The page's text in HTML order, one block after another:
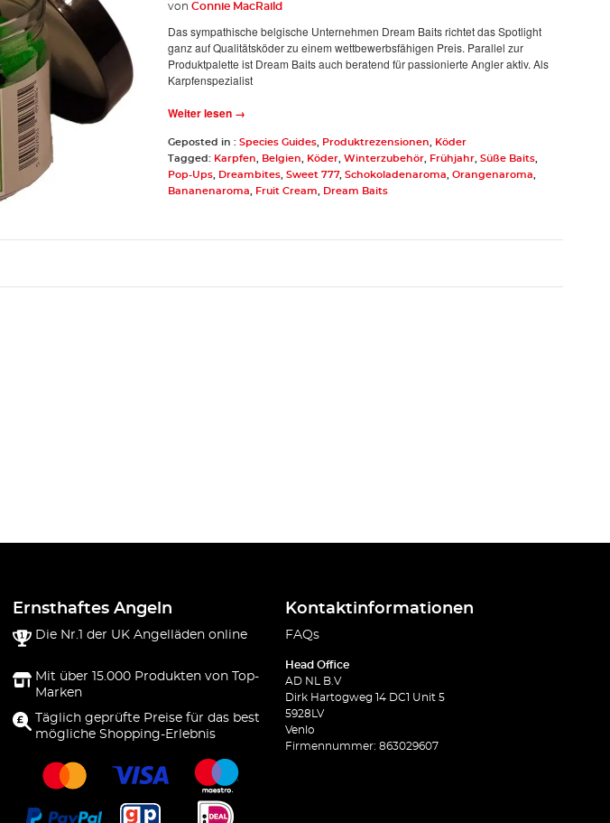
von Connie MacRaild
Das sympathische belgische Unternehmen Dream Baits richtet das Spotlight
ganz auf Qualitätsköder zu einem wettbewerbsfähigen Preis. Parallel zur
Produktpalette ist Dream Baits auch beratend für passionierte Angler aktiv. Als
Karpfenspezialist
Weiter lesen →
Geposted in : Species Guides, Produktrezensionen
Köder
Tagged: Karpfen Belgien Köder, Winterzubehör, Frühjahr, Süße Baits,
Pop-Ups, Dreambites, Sweet 777, Schokoladenaroma Orangenaroma
Bananenaroma
Fruit Cream Dream Baits
Ernsthaftes Angeln
Die Nr.1 der UK Angelläden online
Mit über 15.000 Produkten von Top-
Marken
Täglich geprüfte Preise für das best
mögliche Shopping-Erlebnis
Kontaktinformationen
FAQs
Head Office
AD NL B.V
Dirk Hartogweg 14 DC1 Unit 5
5928LV
Venlo
Firmennummer: 863029607